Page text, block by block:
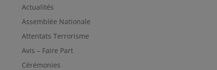
Actualités
Assemblée Nationale
Attentats Terrorisme
Avis – Faire Part
Cérémonies